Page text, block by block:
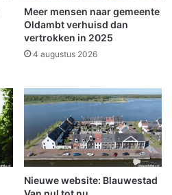
Meer mensen naar gemeente
Oldambt verhuisd dan
vertrokken in 2025
4 augustus 2026
Nieuwe website: Blauwestad